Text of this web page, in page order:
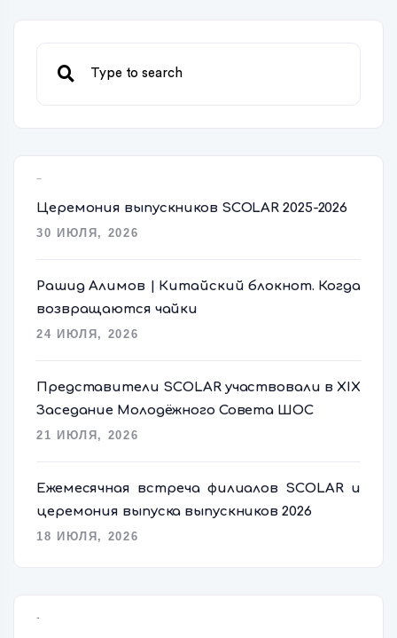
Церемония выпускников SCOLAR 2025-2026
30 ИЮЛЯ, 2026
Рашид Алимов | Китайский блокнот. Когда
возвращаются чайки
24 ИЮЛЯ, 2026
Представители SCOLAR участвовали в XIX
Заседание Молодёжного Совета ШОС
21 ИЮЛЯ, 2026
Ежемесячная встреча филиалов SCOLAR и
церемония выпуска выпускников 2026
18 ИЮЛЯ, 2026